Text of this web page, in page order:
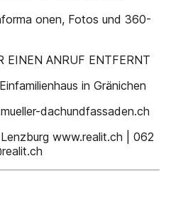
onen, Fotos und 360-
EINEN ANRUF ENTFERNT
in Gränichen
dachundfassaden.ch
www.realit.ch | 062